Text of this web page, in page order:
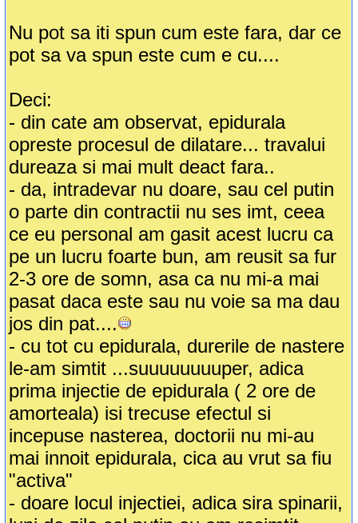
Nu pot sa iti spun cum este fara, dar ce
pot sa va spun este cum e cu....
Deci:
- din cate am observat, epidurala
opreste procesul de dilatare... travalui
dureaza si mai mult deact fara..
- da, intradevar nu doare, sau cel putin
o parte din contractii nu ses imt, ceea
ce eu personal am gasit acest lucru ca
pe un lucru foarte bun, am reusit sa fur
2-3 ore de somn, asa ca nu mi-a mai
pasat daca este sau nu voie sa ma dau
jos din pat....
- cu tot cu epidurala, durerile de nastere
le-am simtit ...suuuuuuuuper, adica
prima injectie de epidurala ( 2 ore de
amorteala) isi trecuse efectul si
incepuse nasterea, doctorii nu mi-au
mai innoit epidurala, cica au vrut sa fiu
"activa"
- doare locul injectiei, adica sira spinarii,